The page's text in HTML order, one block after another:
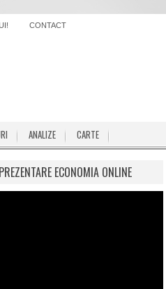
CONTACT
ANALIZE CARTE
ECONOMIA ONLINE